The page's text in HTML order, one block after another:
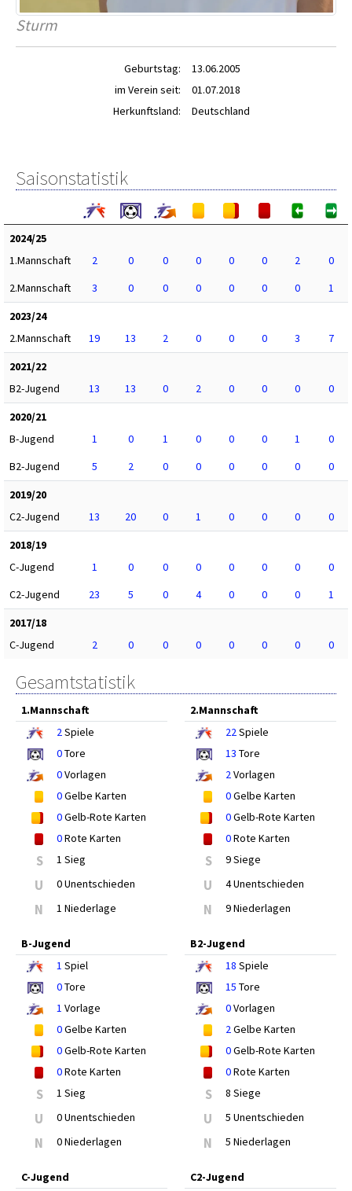
Sturm
Geburtstag:
13.06.2005
im Verein seit:
01.07.2018
Herkunftsland:
Deutschland
Saisonstatistik
2024/25
1.Mannschaft
2 0 0 0 0 0 2
0
2.Mannschaft
3 0 0 0 0 0 0
1
2023/24
2.Mannschaft
19 13 2 0 0 0 3
7
2021/22
B2-Jugend
13 13 0 2 0 0 0
0
2020/21
B-Jugend
1 0 1 0 0 0 1
0
B2-Jugend
5 2 0 0 0 0 0
0
2019/20
C2-Jugend
13 20 0 1 0 0 0
0
2018/19
C-Jugend
1 0 0 0 0 0 0
0
C2-Jugend
23 5 0 4 0 0 0
1
2017/18
C-Jugend
2 0 0 0 0 0 0 0
Gesamtstatistik
1.Mannschaft
2Spiele
0Tore
0Vorlagen
0Gelbe Karten
0Gelb-Rote Karten
0Rote Karten
S 1 Sieg
U 0 Unentschieden
N 1 Niederlage
2.Mannschaft
22Spiele
13 Tore
2Vorlagen
0Gelbe Karten
0Gelb-Rote Karten
0Rote Karten
S 9 Siege
U 4 Unentschieden
N 9 Niederlagen
B-Jugend
1 Spiel
0Tore
1 Vorlage
0Gelbe Karten
0Gelb-Rote Karten
0Rote Karten
S 1 Sieg
U 0 Unentschieden
N 0 Niederlagen
B2-Jugend
18 Spiele
15 Tore
0Vorlagen
2Gelbe Karten
0Gelb-Rote Karten
0Rote Karten
S 8 Siege
U 5 Unentschieden
N 5 Niederlagen
C-Jugend
C2-Jugend